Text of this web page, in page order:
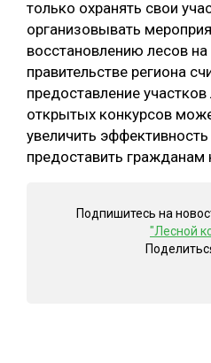
только охранять свои
организовывать
восстановлению лесов
правительстве региона
предоставление
открытых конкурсов
увеличить
предоставить
Подпишитесь на
"Лесной